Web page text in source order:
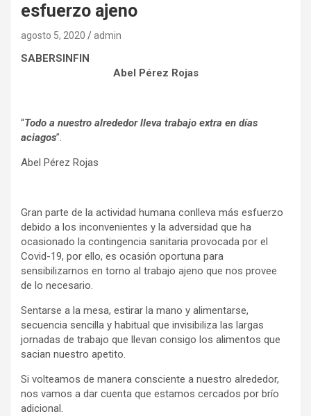
esfuerzo ajeno
agosto 5, 2020 admin
SABERSINFIN
Abel Pérez Rojas
“Todo a nuestro alrededor lleva trabajo extra en días
aciagos”.
Abel Pérez Rojas
Gran parte de la actividad humana conlleva más esfuerzo
debido a los inconvenientes y la adversidad que ha
ocasionado la contingencia sanitaria provocada por el
Covid-19, por ello, es ocasión oportuna para
sensibilizarnos en torno al trabajo ajeno que nos provee
de lo necesario.
Sentarse a la mesa, estirar la mano y alimentarse,
secuencia sencilla y habitual que invisibiliza las largas
jornadas de trabajo que llevan consigo los alimentos que
sacian nuestro apetito.
Si volteamos de manera consciente a nuestro alrededor,
nos vamos a dar cuenta que estamos cercados por brío
adicional.